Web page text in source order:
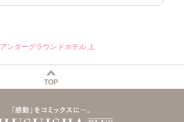
アンダーグラウンドホテル 上
TOP